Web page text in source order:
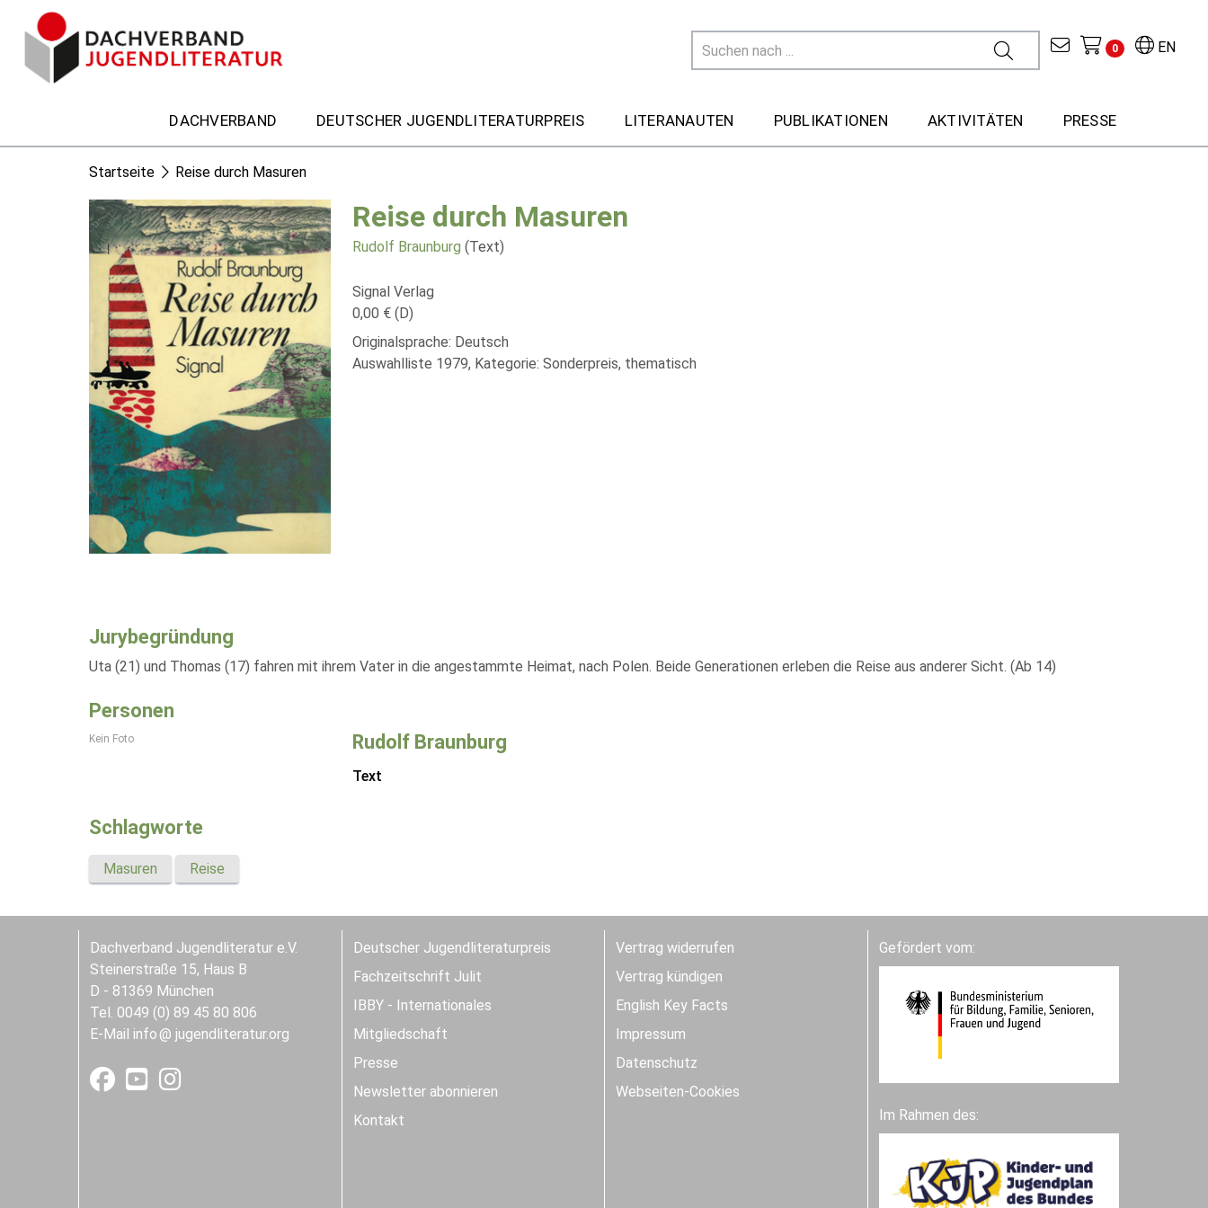
EN
0
DACHVERBAND DEUTSCHER JUGENDLITERATURPREIS LITERANAUTEN PUBLIKATIONEN AKTIVITÄTEN PRESSE
Startseite Reise durch Masuren
Reise durch Masuren
Rudolf Braunburg (Text)
Signal Verlag
0,00 € (D)
Originalsprache: Deutsch
Auswahlliste 1979, Kategorie: Sonderpreis, thematisch
Jurybegründung
Uta (21) und Thomas (17) fahren mit ihrem Vater in die angestammte Heimat, nach Polen. Beide Generationen erleben die Reise aus anderer Sicht. (Ab 14)
Personen
Kein Foto Rudolf Braunburg
Text
Schlagworte
Masuren Reise
Dachverband Jugendliteratur e.V.
Steinerstraße 15, Haus B
D - 81369 München
Tel. 0049 (0) 89 45 80 806
E-Mail info jugendliteratur.org
Deutscher Jugendliteraturpreis
Fachzeitschrift Julit
IBBY - Internationales
Mitgliedschaft
Presse
Newsletter abonnieren
Kontakt
Vertrag widerrufen
Vertrag kündigen
English Key Facts
Impressum
Datenschutz
Webseiten-Cookies
Gefördert vom:
Im Rahmen des: